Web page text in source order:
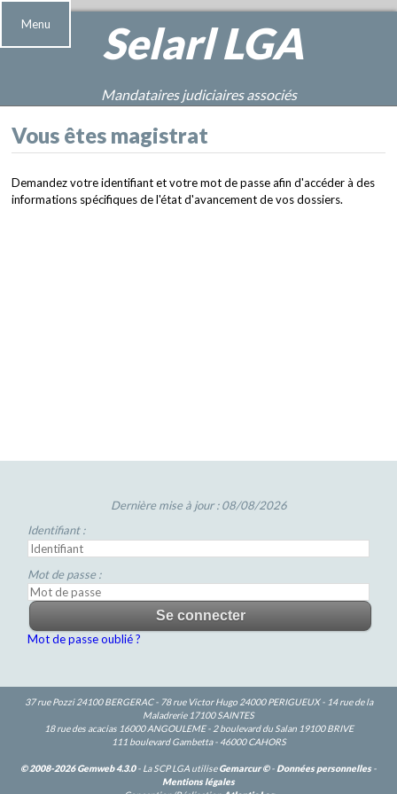
SelarlLGA
Mandataires judiciaires associés
Menu
Vous êtes magistrat
Demandez votre identifiant et votre mot de passe afin d'accéder à des
informations spécifiques de l'état d'avancement de vos dossiers.
Dernière mise à jour : 08/08/2026
Identifiant :
Mot de passe :
Mot de passe oublié ?
37 rue Pozzi 24100 BERGERAC - 78 rue Victor Hugo 24000 PERIGUEUX - 14 rue de la
Maladrerie 17100 SAINTES
18 rue des acacias 16000 ANGOULEME - 2 boulevard du Salan 19100 BRIVE
111 boulevard Gambetta - 46000 CAHORS
© 2008-2026 Gemweb 4.3.0- La SCP LGA utiliseGemarcur ©- Données personnelles-
Mentions légales